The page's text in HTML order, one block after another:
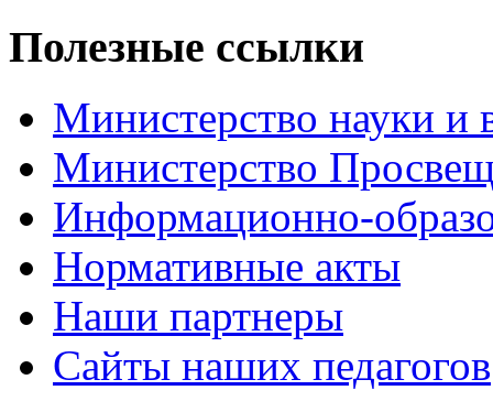
Полезные ссылки
Министерство науки и
Министерство
Информационно-
Нормативные акты
Наши партнеры
Сайты наших педагогов